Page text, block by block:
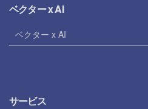
ベクター x AI
ベクター x AI
サービス